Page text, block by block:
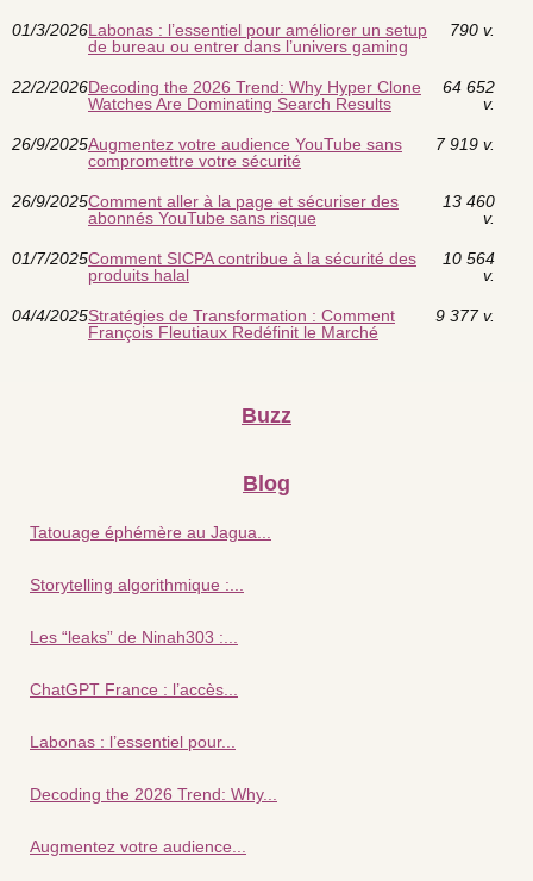
01/3/2026Labonas : l’essentiel pour améliorer un setup
de bureau ou entrer dans l’univers gaming
790 v.
22/2/2026Decoding the 2026 Trend: Why Hyper Clone
Watches Are Dominating Search Results
64 652
v.
26/9/2025Augmentez votre audience YouTube sans
compromettre votre sécurité
7 919 v.
26/9/2025Comment aller à la page et sécuriser des
abonnés YouTube sans risque
13 460
v.
01/7/2025Comment SICPA contribue à la sécurité des
produits halal
10 564
v.
04/4/2025Stratégies de Transformation : Comment
François Fleutiaux Redéfinit le Marché
9 377 v.
Buzz
Blog
Tatouage éphémère au Jagua...
Storytelling algorithmique :...
Les “leaks” de Ninah303 :...
ChatGPT France : l’accès...
Labonas : l’essentiel pour...
Decoding the 2026 Trend: Why...
Augmentez votre audience...